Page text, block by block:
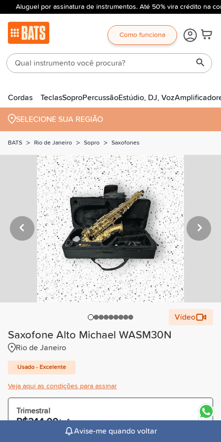
Aluguel por assinatura de instrumentos. Até 50% vira crédito na
Como funciona
Cordas TeclasSoproPercussãoEstúdio, DJ, Voz
SELECIONE SUA REGIÃO
BATS > Rio de Janeiro > Sopro > Saxofones
Vídeo
Saxofone Alto Michael WASM30N
Rio de Janeiro
Usado - Excelente
Veja aqui as condições para assinar
Trimestral
R$244,00/mês
Cobrado R$732,00 à vista ou parceladoAvise-me quando voltar